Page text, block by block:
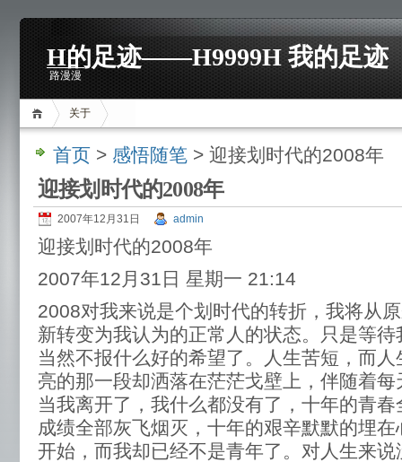
H的足迹——H9999H 我的足迹
路漫漫
关于
首页 > 感悟随笔 > 迎接划时代的2008年
迎接划时代的2008年
2007年12月31日 admin
迎接划时代的2008年
2007年12月31日 星期一 21:14
2008对我来说是个划时代的转折，我将从
新转变为我认为的正常人的状态。只是等
当然不报什么好的希望了。人生苦短，而
亮的那一段却洒落在茫茫戈壁上，伴随着
当我离开了，我什么都没有了，十年的青
成绩全部灰飞烟灭，十年的艰辛默默的埋
开始，而我却已经不是青年了。对人生来